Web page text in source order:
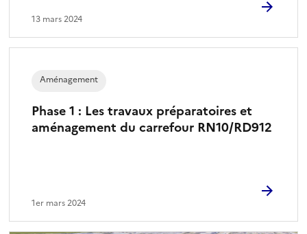
13 mars 2024
Phase 1 : Les travaux préparatoires et
aménagement du carrefour RN10/RD912
Aménagement
1er mars 2024